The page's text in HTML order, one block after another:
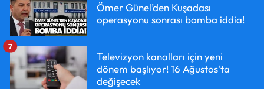
Ömer Günel’den Kuşadası
operasyonu sonrası bomba iddia!
Televizyon kanalları için yeni
dönem başlıyor! 16 Ağustos'ta
değişecek
7